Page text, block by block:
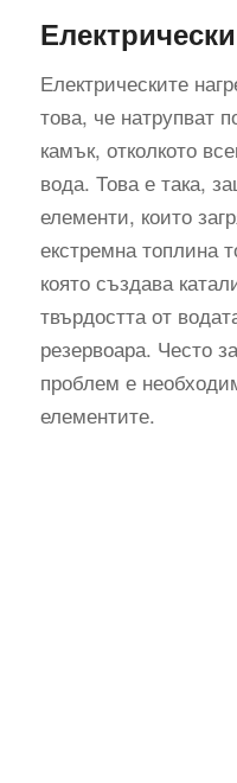
Електрическите
това, че натрупват
камък, отколкото
вода. Това е така,
елементи, които
екстремна топлина
която създава
твърдостта от
резервоара. Често
проблем е
елементите.